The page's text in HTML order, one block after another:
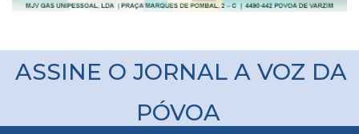
ASSINE O JORNAL A VOZ DA
PÓVOA